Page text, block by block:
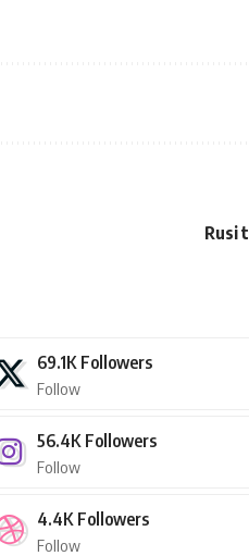
Rusi
69.1K Followers
Follow
56.4K Followers
Follow
4.4K Followers
Follow